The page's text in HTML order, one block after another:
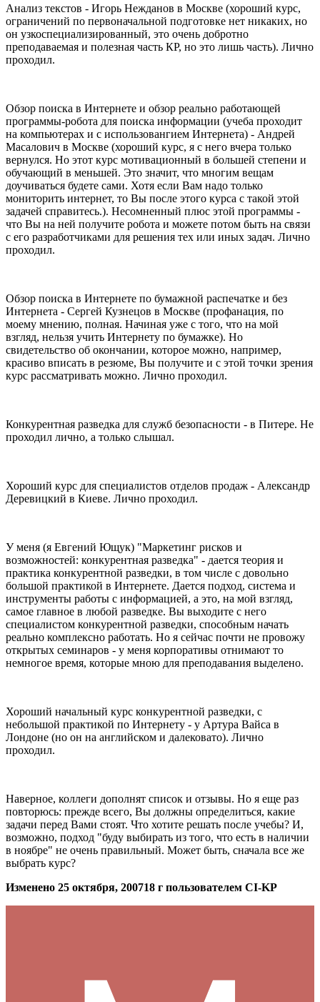
Анализ текстов - Игорь Нежданов в Москве (хороший курс,
ограничений по первоначальной подготовке нет никаких, но
он узкоспециализированный, это очень добротно
преподаваемая и полезная часть КР, но это лишь часть). Лично
проходил.
Обзор поиска в Интернете и обзор реально работающей
программы-робота для поиска информации (учеба проходит
на компьютерах и с использовангием Интернета) - Андрей
Масалович в Москве (хороший курс, я с него вчера только
вернулся. Но этот курс мотивационный в большей степени и
обучающий в меньшей. Это значит, что многим вещам
доучиваться будете сами. Хотя если Вам надо только
мониторить интернет, то Вы после этого курса с такой этой
задачей справитесь.). Несомненный плюс этой программы -
что Вы на ней получите робота и можете потом быть на связи
с его разработчиками для решения тех или иных задач. Лично
проходил.
Обзор поиска в Интернете по бумажной распечатке и без
Интернета - Сергей Кузнецов в Москве (профанация, по
моему мнению, полная. Начиная уже с того, что на мой
взгляд, нельзя учить Интернету по бумажке). Но
свидетельство об окончании, которое можно, например,
красиво вписать в резюме, Вы получите и с этой точки зрения
курс рассматривать можно. Лично проходил.
Конкурентная разведка для служб безопасности - в Питере. Не
проходил лично, а только слышал.
Хороший курс для специалистов отделов продаж - Александр
Деревицкий в Киеве. Лично проходил.
У меня (я Евгений Ющук) "Маркетинг рисков и
возможностей: конкурентная разведка" - дается теория и
практика конкурентной разведки, в том числе с довольно
большой практикой в Интернете. Дается подход, система и
инструменты работы с информацией, а это, на мой взгляд,
самое главное в любой разведке. Вы выходите с него
специалистом конкурентной разведки, способным начать
реально комплексно работать. Но я сейчас почти не провожу
открытых семинаров - у меня корпоративы отнимают то
немногое время, которые мною для преподавания выделено.
Хороший начальный курс конкурентной разведки, с
небольшой практикой по Интернету - у Артура Вайса в
Лондоне (но он на английском и далековато). Лично
проходил.
Наверное, коллеги дополнят список и отзывы. Но я еще раз
повторюсь: прежде всего, Вы должны определиться, какие
задачи перед Вами стоят. Что хотите решать после учебы? И,
возможно, подход "буду выбирать из того, что есть в наличии
в ноябре" не очень правильный. Может быть, сначала все же
выбрать курс?
Изменено 25 октября, 200718 г пользователем CI-KP